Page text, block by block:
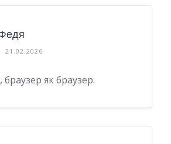
21.02.2026
як браузер.